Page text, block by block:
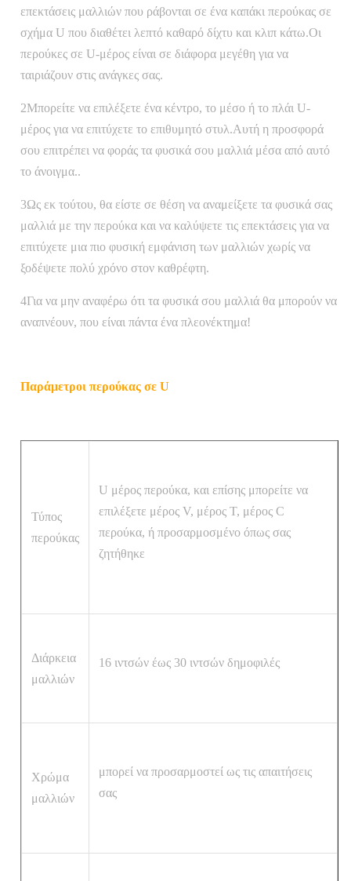
επεκτάσεις μαλλιών που ράβονται σε ένα καπάκι περούκας σε
σχήμα U που διαθέτει λεπτό καθαρό δίχτυ και κλιπ κάτω.Οι
περούκες σε U-μέρος είναι σε διάφορα μεγέθη για να
ταιριάζουν στις ανάγκες σας.
2Μπορείτε να επιλέξετε ένα κέντρο, το μέσο ή το πλάι U-
μέρος για να επιτύχετε το επιθυμητό στυλ.Αυτή η προσφορά
σου επιτρέπει να φοράς τα φυσικά σου μαλλιά μέσα από αυτό
το άνοιγμα..
3Ως εκ τούτου, θα είστε σε θέση να αναμείξετε τα φυσικά σας
μαλλιά με την περούκα και να καλύψετε τις επεκτάσεις για να
επιτύχετε μια πιο φυσική εμφάνιση των μαλλιών χωρίς να
ξοδέψετε πολύ χρόνο στον καθρέφτη.
4Για να μην αναφέρω ότι τα φυσικά σου μαλλιά θα μπορούν να
αναπνέουν, που είναι πάντα ένα πλεονέκτημα!
Παράμετροι περούκας σε U
Τύπος
περούκας
U μέρος περούκα, και επίσης μπορείτε να
επιλέξετε μέρος V, μέρος T, μέρος C
περούκα, ή προσαρμοσμένο όπως σας
ζητήθηκε
Διάρκεια
μαλλιών
16 ιντσών έως 30 ιντσών δημοφιλές
Χρώμα
μαλλιών
μπορεί να προσαρμοστεί ως τις απαιτήσεις
σας